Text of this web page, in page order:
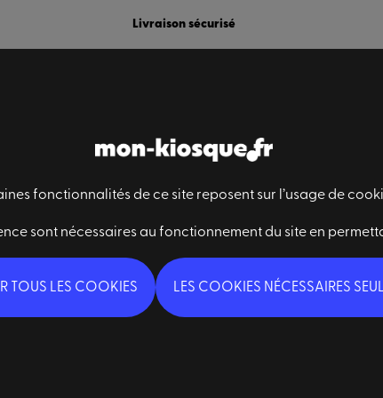
fonctionnalités de ce site reposent sur l’usage de
sont nécessaires au fonctionnement du site en
TOUS LES COOKIES LES COOKIES NÉCESSAIRES
Livraison sécurisé
Des questions ?
FAQ